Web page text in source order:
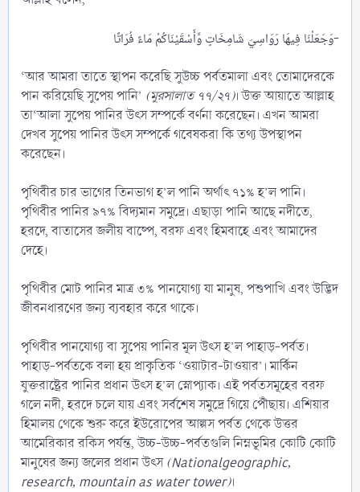
وَجَعَلْنَا فِيهَا رَوَاسِيَ شَامِخَاتٍ وَّأَسْقَيْنَاكُمْ مَاءً فُرَاتًا-​
‘আর আমরা তাতে স্থাপন করেছি সুউচ্চ পর্বতমালা এবং তোমাদেরকে
পান করিয়েছি সুপেয় পানি’ (মুরসালাত ৭৭/২৭)। উক্ত আয়াতে আল্লাহ
তা‘আলা সুপেয় পানির উৎস সম্পর্কে বর্ণনা করেছেন। এখন আমরা
দেখব সুপেয় পানির উৎস সম্পর্কে গবেষকরা কি তথ্য উপস্থাপন
করেছেন।
পৃথিবীর চার ভাগের তিনভাগ হ’ল পানি অর্থাৎ ৭১% হ’ল পানি।
পৃথিবীর পানির ৯৭% বিদ্যমান সমুদ্রে। এছাড়া পানি আছে নদীতে,
হরদে, বাতাসের জলীয় বাষ্পে, বরফ এবং হিমবাহে এবং আমাদের
দেহে।
পৃথিবীর মোট পানির মাত্র ৩% পানযোগ্য যা মানুষ, পশুপাখি এবং উদ্ভিদ
জীবনধারণের জন্য ব্যবহার করে থাকে।
পৃথিবীর পানযোগ্য বা সুপেয় পানির মূল উৎস হ’ল পাহাড়-পর্বত।
পাহাড়-পর্বতকে বলা হয় প্রাকৃতিক ‘ওয়াটার-টাওয়ার’। মার্কিন
যুক্তরাষ্ট্রের পানির প্রধান উৎস হ’ল স্নোপ্যাক। এই পর্বতসমূহের বরফ
গলে নদী, হরদে চলে যায় এবং সর্বশেষ সমুদ্রে গিয়ে পৌঁছায়। এশিয়ার
হিমালয় থেকে শুরু করে ইউরোপের আল্পস পর্বত থেকে উত্তর
আমেরিকার রকিস পর্যন্ত, উচ্চ-উচ্চ-পর্বতগুলি নিম্নভূমির কোটি কোটি
মানুষের জন্য জলের প্রধান উৎস(Nationalgeographic,
research, mountain as water tower)।